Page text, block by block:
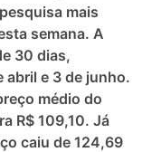
mais
semana. A
30 dias,
abril e 3 de junho.
médio do
R$ 109,10. Já
caiu de 124,69